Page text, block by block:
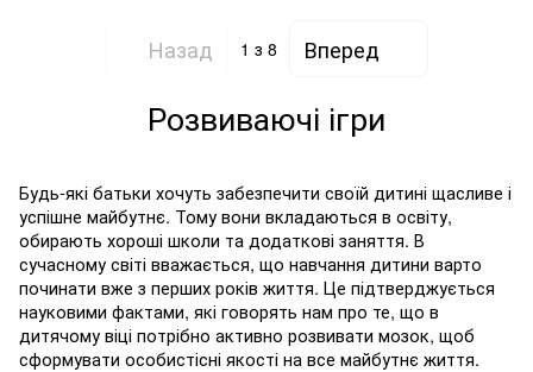
Назад 1 з 8 Вперед
Розвиваючі ігри
Будь-які батьки хочуть забезпечити своїй дитині щасливе і
успішне майбутнє. Тому вони вкладаються в освіту,
обирають хороші школи та додаткові заняття. В
сучасному світі вважається, що навчання дитини варто
починати вже з перших років життя. Це підтверджується
науковими фактами, які говорять нам про те, що в
дитячому віці потрібно активно розвивати мозок, щоб
сформувати особистісні якості на все майбутнє життя.